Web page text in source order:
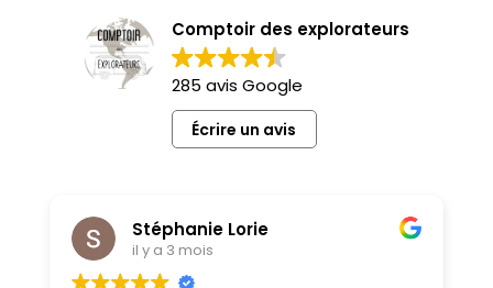
Comptoir des explorateurs
285 avis Google
Écrire un avis
Stéphanie Lorie
il y a 3 mois